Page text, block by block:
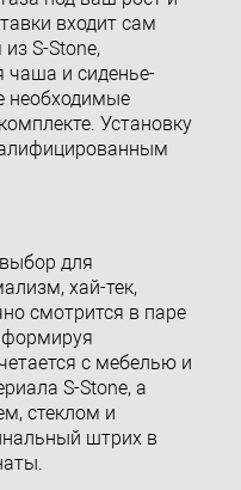
входит сам
S-Stone,
чаша и сиденье-
необходимые
Установку
для
хай-тек,
смотрится в паре
формируя
с мебелью и
S-Stone, а
стеклом и
штрих в